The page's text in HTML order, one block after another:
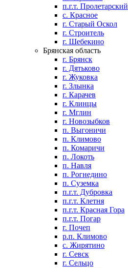
п.г.т. Пролетарский
с. Красное
г. Старый Оскол
г. Строитель
г. Шебекино
Брянская область
г. Брянск
г. Дятьково
г. Жуковка
г. Злынка
г. Карачев
г. Клинцы
г. Мглин
г. Новозыбков
п. Выгоничи
п. Климово
п. Комаричи
п. Локоть
п. Навля
п. Рогнедино
п. Суземка
п.г.т. Дубровка
п.г.т. Клетня
п.г.т. Красная Гора
п.г.т. Погар
г. Почеп
р.п. Климово
с. Жирятино
г. Севск
г. Сельцо